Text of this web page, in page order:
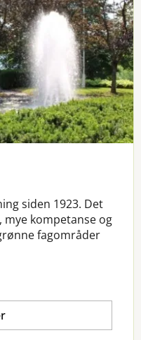
siden 1923. Det
kompetanse og
fagområder